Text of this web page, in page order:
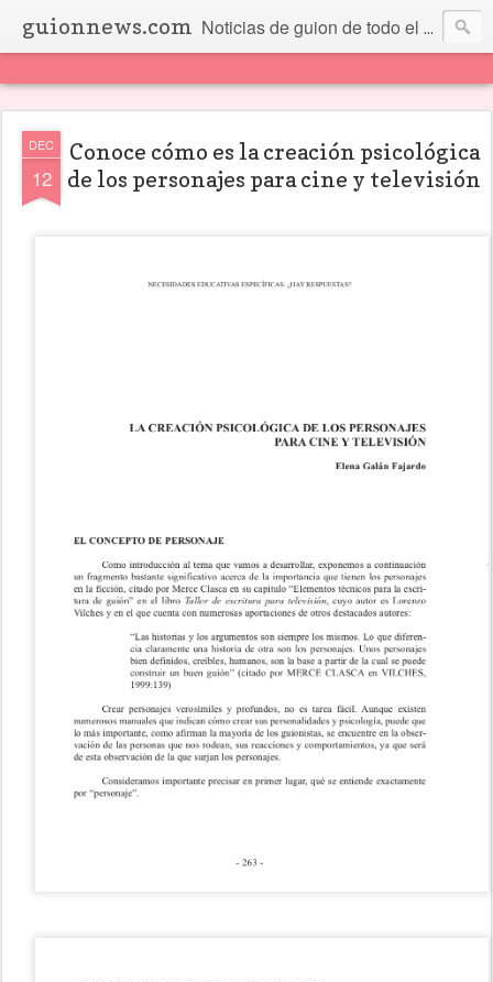
guionnews.com Noticias de guion de todo el mundo... Y más.
DEC
12
Conoce cómo es la creación psicológica
de los personajes para cine y televisión